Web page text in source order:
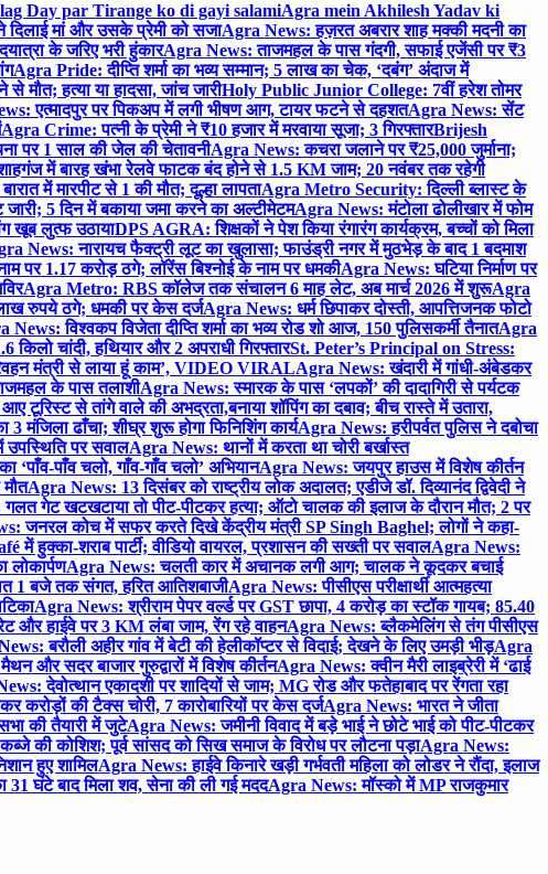
Day par Tirange ko di gayi salamiAgra mein Akhilesh Yadav ki
दिलाई मां और उसके प्रेमी को सजाAgra News: हज़रत अबरार शाह मक्की मदनी का
के जरिए भरी हुंकारAgra News: ताजमहल के पास गंदगी, सफाई एजेंसी पर ₹3
Agra Pride: दीप्ति शर्मा का भव्य सम्मान; 5 लाख का चेक, ‘दबंग’ अंदाज में
मौत; हत्या या हादसा, जांच जारीHoly Public Junior College: 7वीं हरेश तोमर
एत्मादपुर पर पिकअप में लगी भीषण आग, टायर फटने से दहशतAgra News: सेंट
Agra Crime: पत्नी के प्रेमी ने ₹10 हजार में मरवाया सूजा; 3 गिरफ्तारBrijesh
पर 1 साल की जेल की चेतावनीAgra News: कचरा जलाने पर ₹25,000 जुर्माना;
में बारह खंभा रेलवे फाटक बंद होने से 1.5 KM जाम; 20 नवंबर तक रहेगी
में मारपीट से 1 की मौत; दूल्हा लापताAgra Metro Security: दिल्ली ब्लास्ट के
5 दिन में बकाया जमा करने का अल्टीमेटमAgra News: मंटोला ढोलीखार में फोम
खूब लुत्फ उठायाDPS AGRA: शिक्षकों ने पेश किया रंगारंग कार्यक्रम, बच्चों को मिला
News: नारायच फैक्ट्री लूट का खुलासा; फाउंड्री नगर में मुठभेड़ के बाद 1 बदमाश
पर 1.17 करोड़ ठगे; लॉरेंस बिश्नोई के नाम पर धमकीAgra News: घटिया निर्माण पर
Agra Metro: RBS कॉलेज तक संचालन 6 माह लेट, अब मार्च 2026 में शुरूAgra
रुपये ठगे; धमकी पर केस दर्जAgra News: धर्म छिपाकर दोस्ती, आपत्तिजनक फोटो
News: विश्वकप विजेता दीप्ति शर्मा का भव्य रोड शो आज, 150 पुलिसकर्मी तैनातAgra
चांदी, हथियार और 2 अपराधी गिरफ्तारSt. Peter’s Principal on Stress:
मंत्री से लाया हूं काम’, VIDEO VIRALAgra News: खंदारी में गांधी-अंबेडकर
के पास तलाशीAgra News: स्मारक के पास ‘लपकों’ की दादागिरी से पर्यटक
से तांगे वाले की अभद्रता,बनाया शॉपिंग का दबाव; बीच रास्ते में उतारा,
ढाँचा; शीघ्र शुरू होगा फिनिशिंग कार्यAgra News: हरीपर्वत पुलिस ने दबोचा
पर सवालAgra News: थानों में करता था चोरी बर्खास्त
‘पाँव-पाँव चलो, गाँव-गाँव चलो’ अभियानAgra News: जयपुर हाउस में विशेष कीर्तन
Agra News: 13 दिसंबर को राष्ट्रीय लोक अदालत; एडीजे डॉ. दिव्यानंद द्विवेदी ने
गेट खटखटाया तो पीट-पीटकर हत्या; ऑटो चालक की इलाज के दौरान मौत; 2 पर
जनरल कोच में सफर करते दिखे केंद्रीय मंत्री SP Singh Baghel; लोगों ने कहा-
हुक्का-शराब पार्टी; वीडियो वायरल, प्रशासन की सख्ती पर सवालAgra News:
लोकार्पणAgra News: चलती कार में अचानक लगी आग; चालक ने कूदकर बचाई
1 बजे तक संगत, हरित आतिशबाजीAgra News: पीसीएस परीक्षार्थी आत्महत्या
Agra News: श्रीराम पेपर वर्ल्ड पर GST छापा, 4 करोड़ का स्टॉक गायब; 85.40
हाईवे पर 3 KM लंबा जाम, रेंग रहे वाहनAgra News: ब्लैकमेलिंग से तंग पीसीएस
बरौली अहीर गांव में बेटी की हेलीकॉप्टर से विदाई; देखने के लिए उमड़ी भीड़Agra
और सदर बाजार गुरुद्वारों में विशेष कीर्तनAgra News: क्वीन मैरी लाइब्रेरी में ‘ढाई
देवोत्थान एकादशी पर शादियों से जाम; MG रोड और फतेहाबाद पर रेंगता रहा
करोड़ों की टैक्स चोरी, 7 कारोबारियों पर केस दर्जAgra News: भारत ने जीता
की तैयारी में जुटेAgra News: जमीनी विवाद में बड़े भाई ने छोटे भाई को पीट-पीटकर
की कोशिश; पूर्व सांसद को सिख समाज के विरोध पर लौटना पड़ाAgra News:
हुए शामिलAgra News: हाईवे किनारे खड़ी गर्भवती महिला को लोडर ने रौंदा, इलाज
घंटे बाद मिला शव, सेना की ली गई मददAgra News: मॉस्को में MP राजकुमार